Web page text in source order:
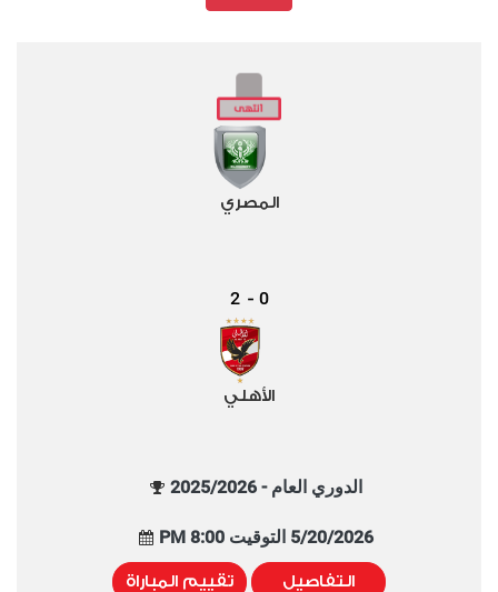
المصري
0
-
2
الأهلي
الدوري العام - 2025/2026
5/20/2026 التوقيت 8:00 PM
التفاصيل تقييم المباراة